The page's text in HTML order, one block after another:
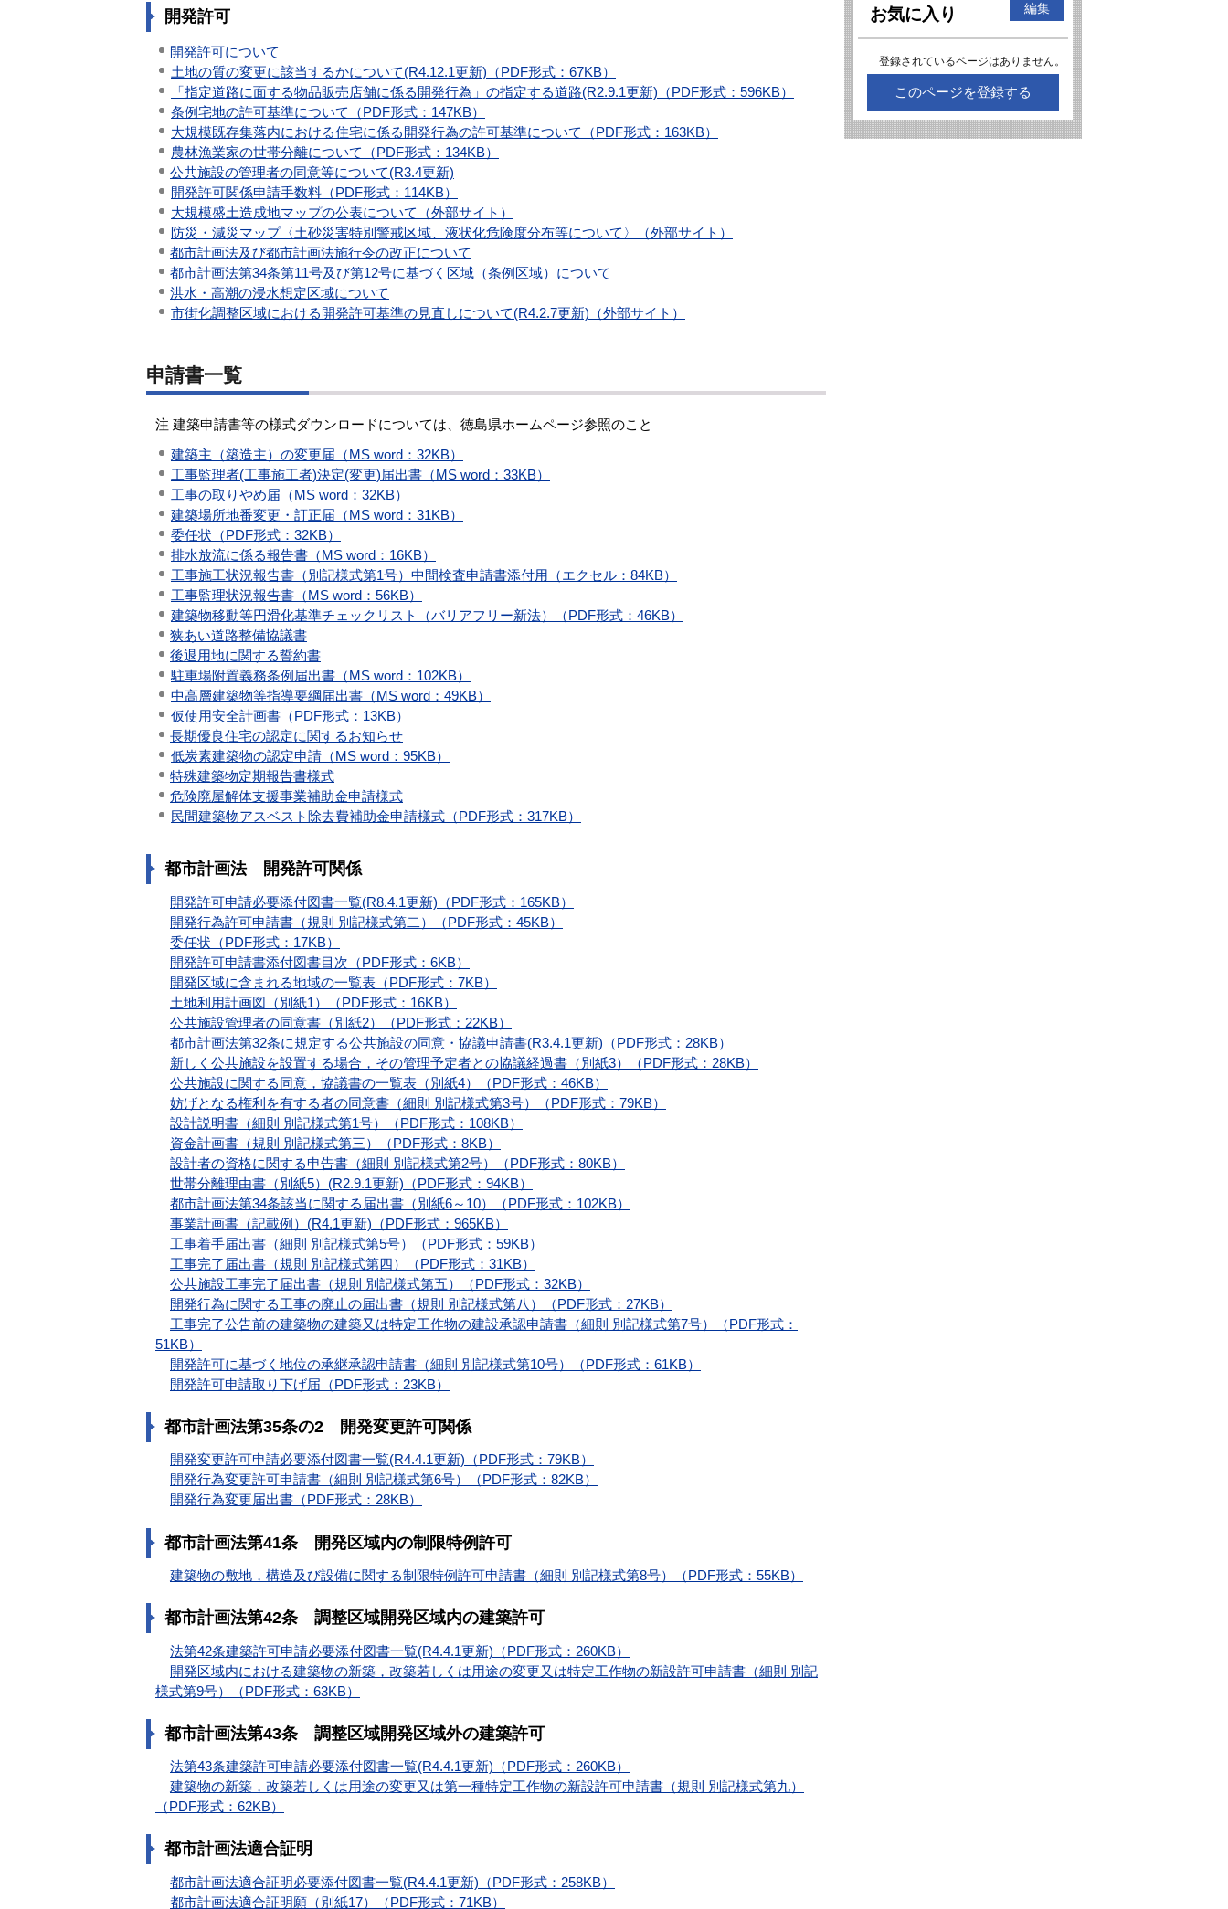
開発許可
開発許可について
土地の質の変更に該当するかについて(R4.12.1更新)（PDF形式：67KB）
「指定道路に面する物品販売店舗に係る開発行為」の指定する道路(R2.9.1更新)（PDF形式：596KB）
条例宅地の許可基準について（PDF形式：147KB）
大規模既存集落内における住宅に係る開発行為の許可基準について（PDF形式：163KB）
農林漁業家の世帯分離について（PDF形式：134KB）
公共施設の管理者の同意等について(R3.4更新)
開発許可関係申請手数料（PDF形式：114KB）
大規模盛土造成地マップの公表について（外部サイト）
防災・減災マップ〈土砂災害特別警戒区域、液状化危険度分布等について〉（外部サイト）
都市計画法及び都市計画法施行令の改正について
都市計画法第34条第11号及び第12号に基づく区域（条例区域）について
洪水・高潮の浸水想定区域について
市街化調整区域における開発許可基準の見直しについて(R4.2.7更新)（外部サイト）
申請書一覧
注 建築申請書等の様式ダウンロードについては、徳島県ホームページ参照のこと
建築主（築造主）の変更届（MS word：32KB）
工事監理者(工事施工者)決定(変更)届出書（MS word：33KB）
工事の取りやめ届（MS word：32KB）
建築場所地番変更・訂正届（MS word：31KB）
委任状（PDF形式：32KB）
排水放流に係る報告書（MS word：16KB）
工事施工状況報告書（別記様式第1号）中間検査申請書添付用（エクセル：84KB）
工事監理状況報告書（MS word：56KB）
建築物移動等円滑化基準チェックリスト（バリアフリー新法）（PDF形式：46KB）
狭あい道路整備協議書
後退用地に関する誓約書
駐車場附置義務条例届出書（MS word：102KB）
中高層建築物等指導要綱届出書（MS word：49KB）
仮使用安全計画書（PDF形式：13KB）
長期優良住宅の認定に関するお知らせ
低炭素建築物の認定申請（MS word：95KB）
特殊建築物定期報告書様式
危険廃屋解体支援事業補助金申請様式
民間建築物アスベスト除去費補助金申請様式（PDF形式：317KB）
都市計画法 開発許可関係
開発許可申請必要添付図書一覧(R8.4.1更新)（PDF形式：165KB）
開発行為許可申請書（規則 別記様式第二）（PDF形式：45KB）
委任状（PDF形式：17KB）
開発許可申請書添付図書目次（PDF形式：6KB）
開発区域に含まれる地域の一覧表（PDF形式：7KB）
土地利用計画図（別紙1）（PDF形式：16KB）
公共施設管理者の同意書（別紙2）（PDF形式：22KB）
都市計画法第32条に規定する公共施設の同意・協議申請書(R3.4.1更新)（PDF形式：28KB）
新しく公共施設を設置する場合，その管理予定者との協議経過書（別紙3）（PDF形式：28KB）
公共施設に関する同意，協議書の一覧表（別紙4）（PDF形式：46KB）
妨げとなる権利を有する者の同意書（細則 別記様式第3号）（PDF形式：79KB）
設計説明書（細則 別記様式第1号）（PDF形式：108KB）
資金計画書（規則 別記様式第三）（PDF形式：8KB）
設計者の資格に関する申告書（細則 別記様式第2号）（PDF形式：80KB）
世帯分離理由書（別紙5）(R2.9.1更新)（PDF形式：94KB）
都市計画法第34条該当に関する届出書（別紙6～10）（PDF形式：102KB）
事業計画書（記載例）(R4.1更新)（PDF形式：965KB）
工事着手届出書（細則 別記様式第5号）（PDF形式：59KB）
工事完了届出書（規則 別記様式第四）（PDF形式：31KB）
公共施設工事完了届出書（規則 別記様式第五）（PDF形式：32KB）
開発行為に関する工事の廃止の届出書（規則 別記様式第八）（PDF形式：27KB）
工事完了公告前の建築物の建築又は特定工作物の建設承認申請書（細則 別記様式第7号）（PDF形式：
51KB）
開発許可に基づく地位の承継承認申請書（細則 別記様式第10号）（PDF形式：61KB）
開発許可申請取り下げ届（PDF形式：23KB）
都市計画法第35条の2 開発変更許可関係
開発変更許可申請必要添付図書一覧(R4.4.1更新)（PDF形式：79KB）
開発行為変更許可申請書（細則 別記様式第6号）（PDF形式：82KB）
開発行為変更届出書（PDF形式：28KB）
都市計画法第41条 開発区域内の制限特例許可
建築物の敷地，構造及び設備に関する制限特例許可申請書（細則 別記様式第8号）（PDF形式：55KB）
都市計画法第42条 調整区域開発区域内の建築許可
法第42条建築許可申請必要添付図書一覧(R4.4.1更新)（PDF形式：260KB）
開発区域内における建築物の新築，改築若しくは用途の変更又は特定工作物の新設許可申請書（細則 別記
様式第9号）（PDF形式：63KB）
都市計画法第43条 調整区域開発区域外の建築許可
法第43条建築許可申請必要添付図書一覧(R4.4.1更新)（PDF形式：260KB）
建築物の新築，改築若しくは用途の変更又は第一種特定工作物の新設許可申請書（規則 別記様式第九）
（PDF形式：62KB）
都市計画法適合証明
都市計画法適合証明必要添付図書一覧(R4.4.1更新)（PDF形式：258KB）
都市計画法適合証明願（別紙17）（PDF形式：71KB）
お気に入り 編集
登録されているページはありません。
このページを登録する